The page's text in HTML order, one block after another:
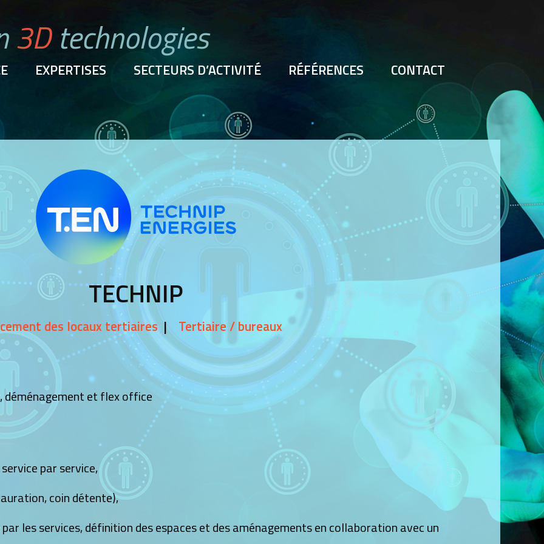
3Dtechnologies
EXPERTISES SECTEURS D’ACTIVITÉ RÉFÉRENCES CONTACT
TECHNIP
des locaux tertiaires Tertiaire / bureaux
déménagement et flex office
par service,
coin détente),
les services, définition des espaces et des aménagements en collaboration avec un